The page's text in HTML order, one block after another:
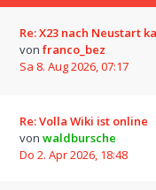
Re: X23 nach Neustart
von franco_bez
Sa 8. Aug 2026, 07:17
Re: Volla Wiki ist online
von waldbursche
Do 2. Apr 2026, 18:48